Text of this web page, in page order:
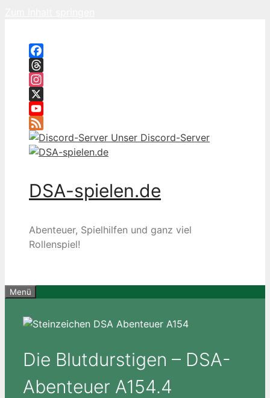
Facebook
Threads
Instagram
X
YouTube
Feed
Unser Discord-Server
DSA-spielen.de
Abenteuer, Spielhilfen und ganz viel
Rollenspiel!
Menü
Die Blutdurstigen – DSA-
Abenteuer A154.4